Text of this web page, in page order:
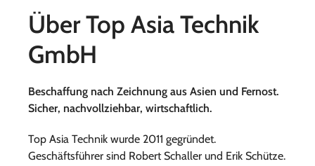
Über Top Asia Technik
GmbH
Beschaffung nach Zeichnung aus Asien und Fernost.
Sicher, nachvollziehbar, wirtschaftlich.
Top Asia Technik wurde 2011 gegründet.
Geschäftsführer sind Robert Schaller und Erik Schütze.